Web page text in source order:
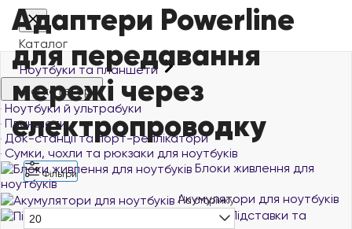
Каталог
Ноутбуки та планшети
Всі категорії
Ноутбуки й ультрабуки
Планшети
Док-станції та порт-реплікатори
Сумки, чохли та рюкзаки для ноутбуків
Блоки живлення для
ноутбуків
Акумулятори для ноутбуків
Підставки та
Адаптери Powerline
для передавання
мережі через
електропроводку
Фільтри
На сторінку
20